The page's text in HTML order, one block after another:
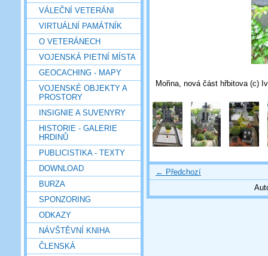
VÁLEČNÍ VETERÁNI
VIRTUÁLNÍ PAMÁTNÍK
O VETERÁNECH
VOJENSKÁ PIETNÍ MÍSTA
GEOCACHING - MAPY
VOJENSKÉ OBJEKTY A
PROSTORY
INSIGNIE A SUVENYRY
HISTORIE - GALERIE
HRDINŮ
PUBLICISTIKA - TEXTY
DOWNLOAD
BURZA
SPONZORING
ODKAZY
NÁVŠTĚVNÍ KNIHA
ČLENSKÁ
Mořina, nová část hřbitova (c)
← Předchozí